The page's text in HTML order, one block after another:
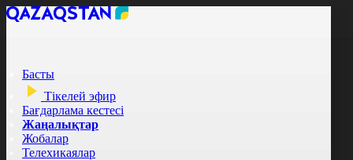
Басты
Тікелей эфир
Бағдарлама кестесі
Жаңалықтар
Жобалар
Телехикаялар